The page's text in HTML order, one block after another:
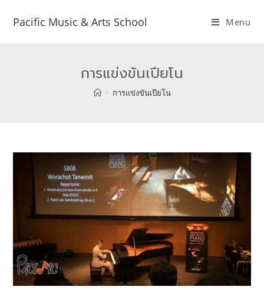
Pacific Music & Arts School Menu
การแข่งขันเปียโน
> การแข่งขันเปียโน